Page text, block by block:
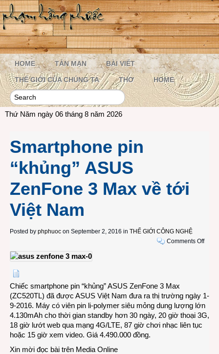
HOME TẢN MẠN BÀI VIẾT
THẾ GIỚI CỦA CHÚNG TA THƠ HOME
Thứ Năm ngày 06 tháng 8 năm 2026
Smartphone pin
“khủng” ASUS
ZenFone 3 Max về tới
Việt Nam
Posted by phphuoc on September 2, 2016 in THẾ GIỚI CÔNG NGHỆ
Comments Offon
3
Max
về
Chiếc smartphone pin “khủng” ASUS ZenFone 3 Max
(ZC520TL) đã được ASUS Việt Nam đưa ra thị trường ngày 1-
9-2016. Máy có viên pin li-polymer siêu mỏng dung lượng lớn
4.130mAh cho thời gian standby hơn 30 ngày, 20 giờ thoại 3G,
18 giờ lướt web qua mạng 4G/LTE, 87 giờ chơi nhạc liên tục
hoặc 15 giờ xem video. Giá 4.490.000 đồng.
Xin mời đọc bài trên Media Online